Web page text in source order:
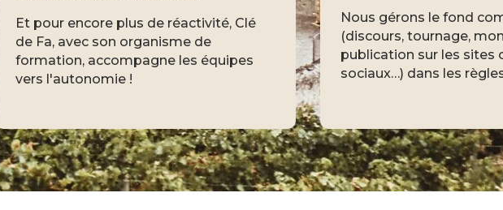
Et pour encore plus de réactivité, Clé
de Fa, avec son organisme de
formation, accompagne les équipes
vers l'autonomie !
Nous gérons le fond
(discours, tournage,
publication sur les sites
sociaux…) dans les